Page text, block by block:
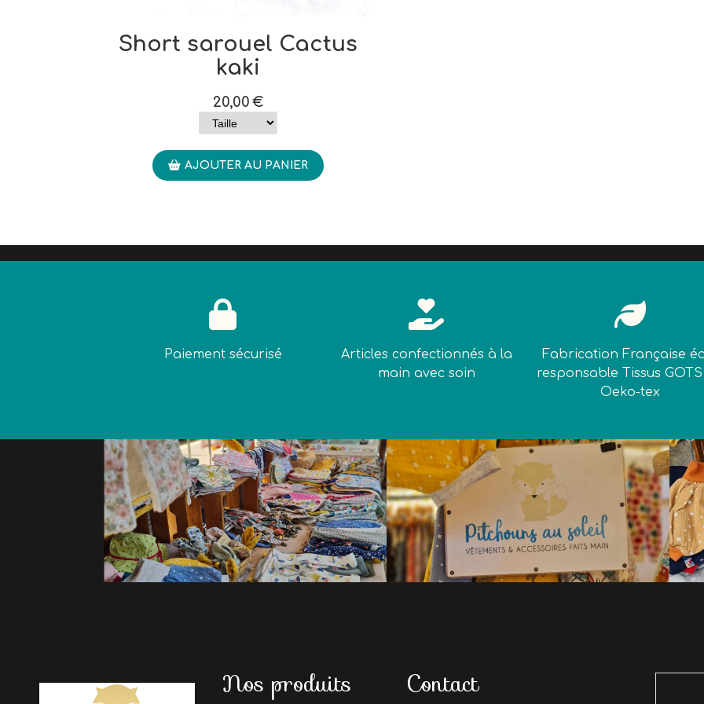
Short sarouel Cactus
kaki
20,00 €
AJOUTER AU PANIER

Paiement sécurisé

Articles confectionnés à la
main avec soin

Fabrication Française
responsable Tissus
Oeko-tex
Nos produits Contact